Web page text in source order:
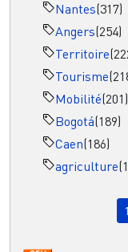
Nantes(317)
Angers(254)
Territoire
Tourisme
Mobilité(201)
Bogotá(189)
Caen(186)
agriculture
1